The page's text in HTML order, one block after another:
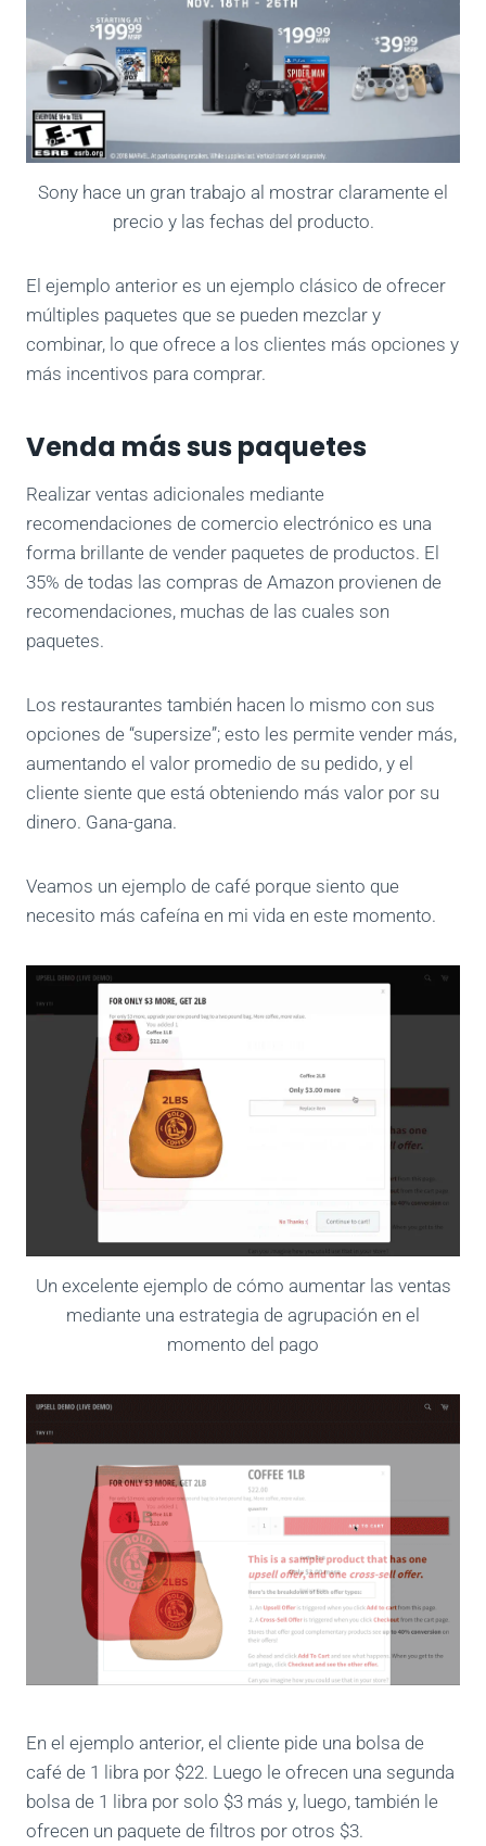
Sony hace un gran trabajo al mostrar claramente el
precio y las fechas del producto.
El ejemplo anterior es un ejemplo clásico de ofrecer
múltiples paquetes que se pueden mezclar y
combinar, lo que ofrece a los clientes más opciones y
más incentivos para comprar.
Venda más sus paquetes
Realizar ventas adicionales mediante
recomendaciones de comercio electrónico es una
forma brillante de vender paquetes de productos. El
35% de todas las compras de Amazon provienen de
recomendaciones, muchas de las cuales son
paquetes.
Los restaurantes también hacen lo mismo con sus
opciones de “supersize”; esto les permite vender más,
aumentando el valor promedio de su pedido, y el
cliente siente que está obteniendo más valor por su
dinero. Gana-gana.
Veamos un ejemplo de café porque siento que
necesito más cafeína en mi vida en este momento.
Un excelente ejemplo de cómo aumentar las ventas
mediante una estrategia de agrupación en el
momento del pago
En el ejemplo anterior, el cliente pide una bolsa de
café de 1 libra por $22. Luego le ofrecen una segunda
bolsa de 1 libra por solo $3 más y, luego, también le
ofrecen un paquete de filtros por otros $3.